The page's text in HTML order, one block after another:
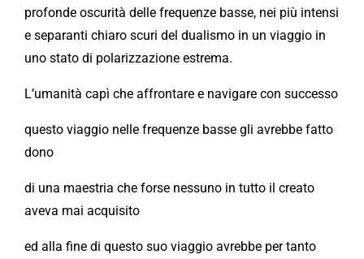
profonde oscurità delle frequenze basse, nei più intensi
e separanti chiaro scuri del dualismo in un viaggio in
uno stato di polarizzazione estrema.
L’umanità capì che affrontare e navigare con successo
questo viaggio nelle frequenze basse gli avrebbe fatto
dono
di una maestria che forse nessuno in tutto il creato
aveva mai acquisito
ed alla fine di questo suo viaggio avrebbe per tanto